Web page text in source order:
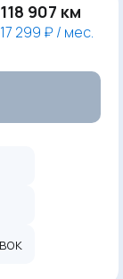
907 км
299 ₽ / мес.